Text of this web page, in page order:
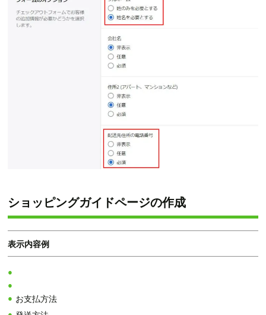
ショッピングガイドページの作成
表示内容例
お支払方法